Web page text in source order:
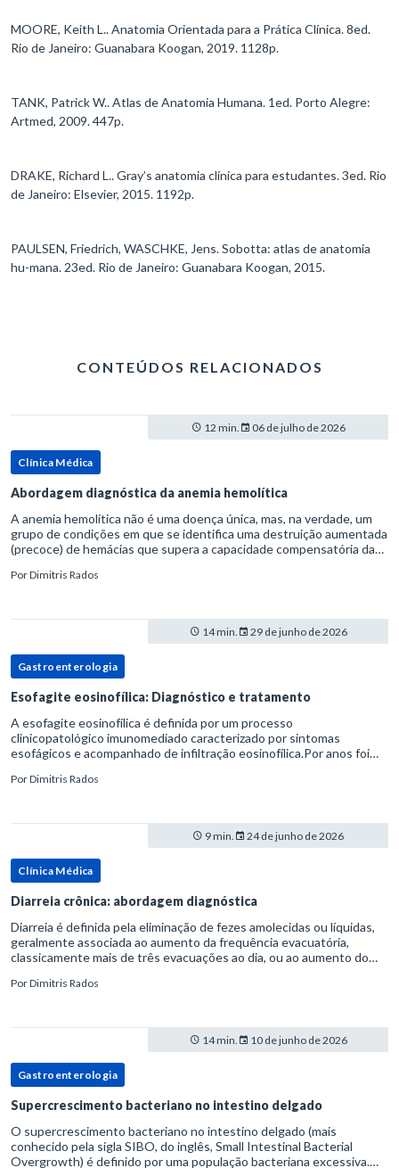
MOORE, Keith L.. Anatomia Orientada para a Prática Clínica. 8ed.
Rio de Janeiro: Guanabara Koogan, 2019. 1128p.
TANK, Patrick W.. Atlas de Anatomia Humana. 1ed. Porto Alegre:
Artmed, 2009. 447p.
DRAKE, Richard L.. Gray’s anatomia clínica para estudantes. 3ed. Rio
de Janeiro: Elsevier, 2015. 1192p.
PAULSEN, Friedrich, WASCHKE, Jens. Sobotta: atlas de anatomia
hu-mana. 23ed. Rio de Janeiro: Guanabara Koogan, 2015.
CONTEÚDOS RELACIONADOS
12 min. 06 de julho de 2026
Clínica Médica
Abordagem diagnóstica da anemia hemolítica
A anemia hemolítica não é uma doença única, mas, na verdade, um
grupo de condições em que se identifica uma destruição aumentada
(precoce) de hemácias que supera a capacidade compensatória da
PorDimitris Rados
14 min. 29 de junho de 2026
Gastroenterologia
Esofagite eosinofílica: Diagnóstico e tratamento
A esofagite eosinofílica é definida por um processo
clinicopatológico imunomediado caracterizado por sintomas
esofágicos e acompanhado de infiltração eosinofílica.Por anos foi
refluxo gastr
PorDimitris Rados
9 min. 24 de junho de 2026
Clínica Médica
Diarreia crônica: abordagem diagnóstica
Diarreia é definida pela eliminação de fezes amolecidas ou líquidas,
geralmente associada ao aumento da frequência evacuatória,
classicamente mais de três evacuações ao dia, ou ao aumento do
PorDimitris Rados
14 min. 10 de junho de 2026
Gastroenterologia
Supercrescimento bacteriano no intestino delgado
O supercrescimento bacteriano no intestino delgado (mais
conhecido pela sigla SIBO, do inglês, Small Intestinal Bacterial
Overgrowth) é definido por uma população bacteriana excessiva.